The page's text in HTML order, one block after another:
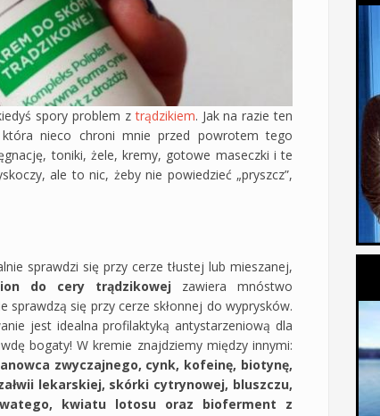
spory problem ztrądzikiem. Jak na razie ten
nieco chroni mnie przed powrotem tego
toniki, żele, kremy, gotowe maseczki i te
ale to nic, żeby nie powiedzieć „pryszcz”,
sprawdzi się przy cerze tłustej lub mieszanej,
do cery trądzikowej zawiera mnóstwo
sprawdzą się przy cerze skłonnej do wyprysków.
jest idealna profilaktyką antystarzeniową dla
bogaty! W kremie znajdziemy między innymi:
zwyczajnego, cynk, kofeinę, biotynę,
lekarskiej, skórki cytrynowej, bluszczu,
kwiatu lotosu oraz bioferment z